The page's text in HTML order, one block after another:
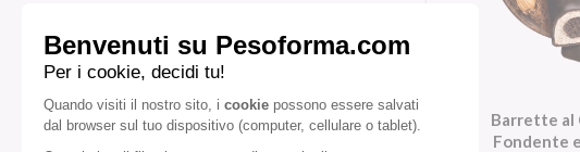
Barrette al
Fondente